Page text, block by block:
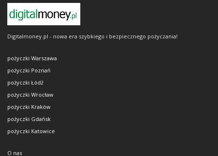
Digitalmoney.pl - nowa era szybkiego i bezpiecznego pożyczania!
pożyczki Warszawa
pożyczki Poznań
pożyczki Łódź
pożyczki Wrocław
pożyczki Kraków
pożyczki Gdańsk
pożyczki Katowice
O nas